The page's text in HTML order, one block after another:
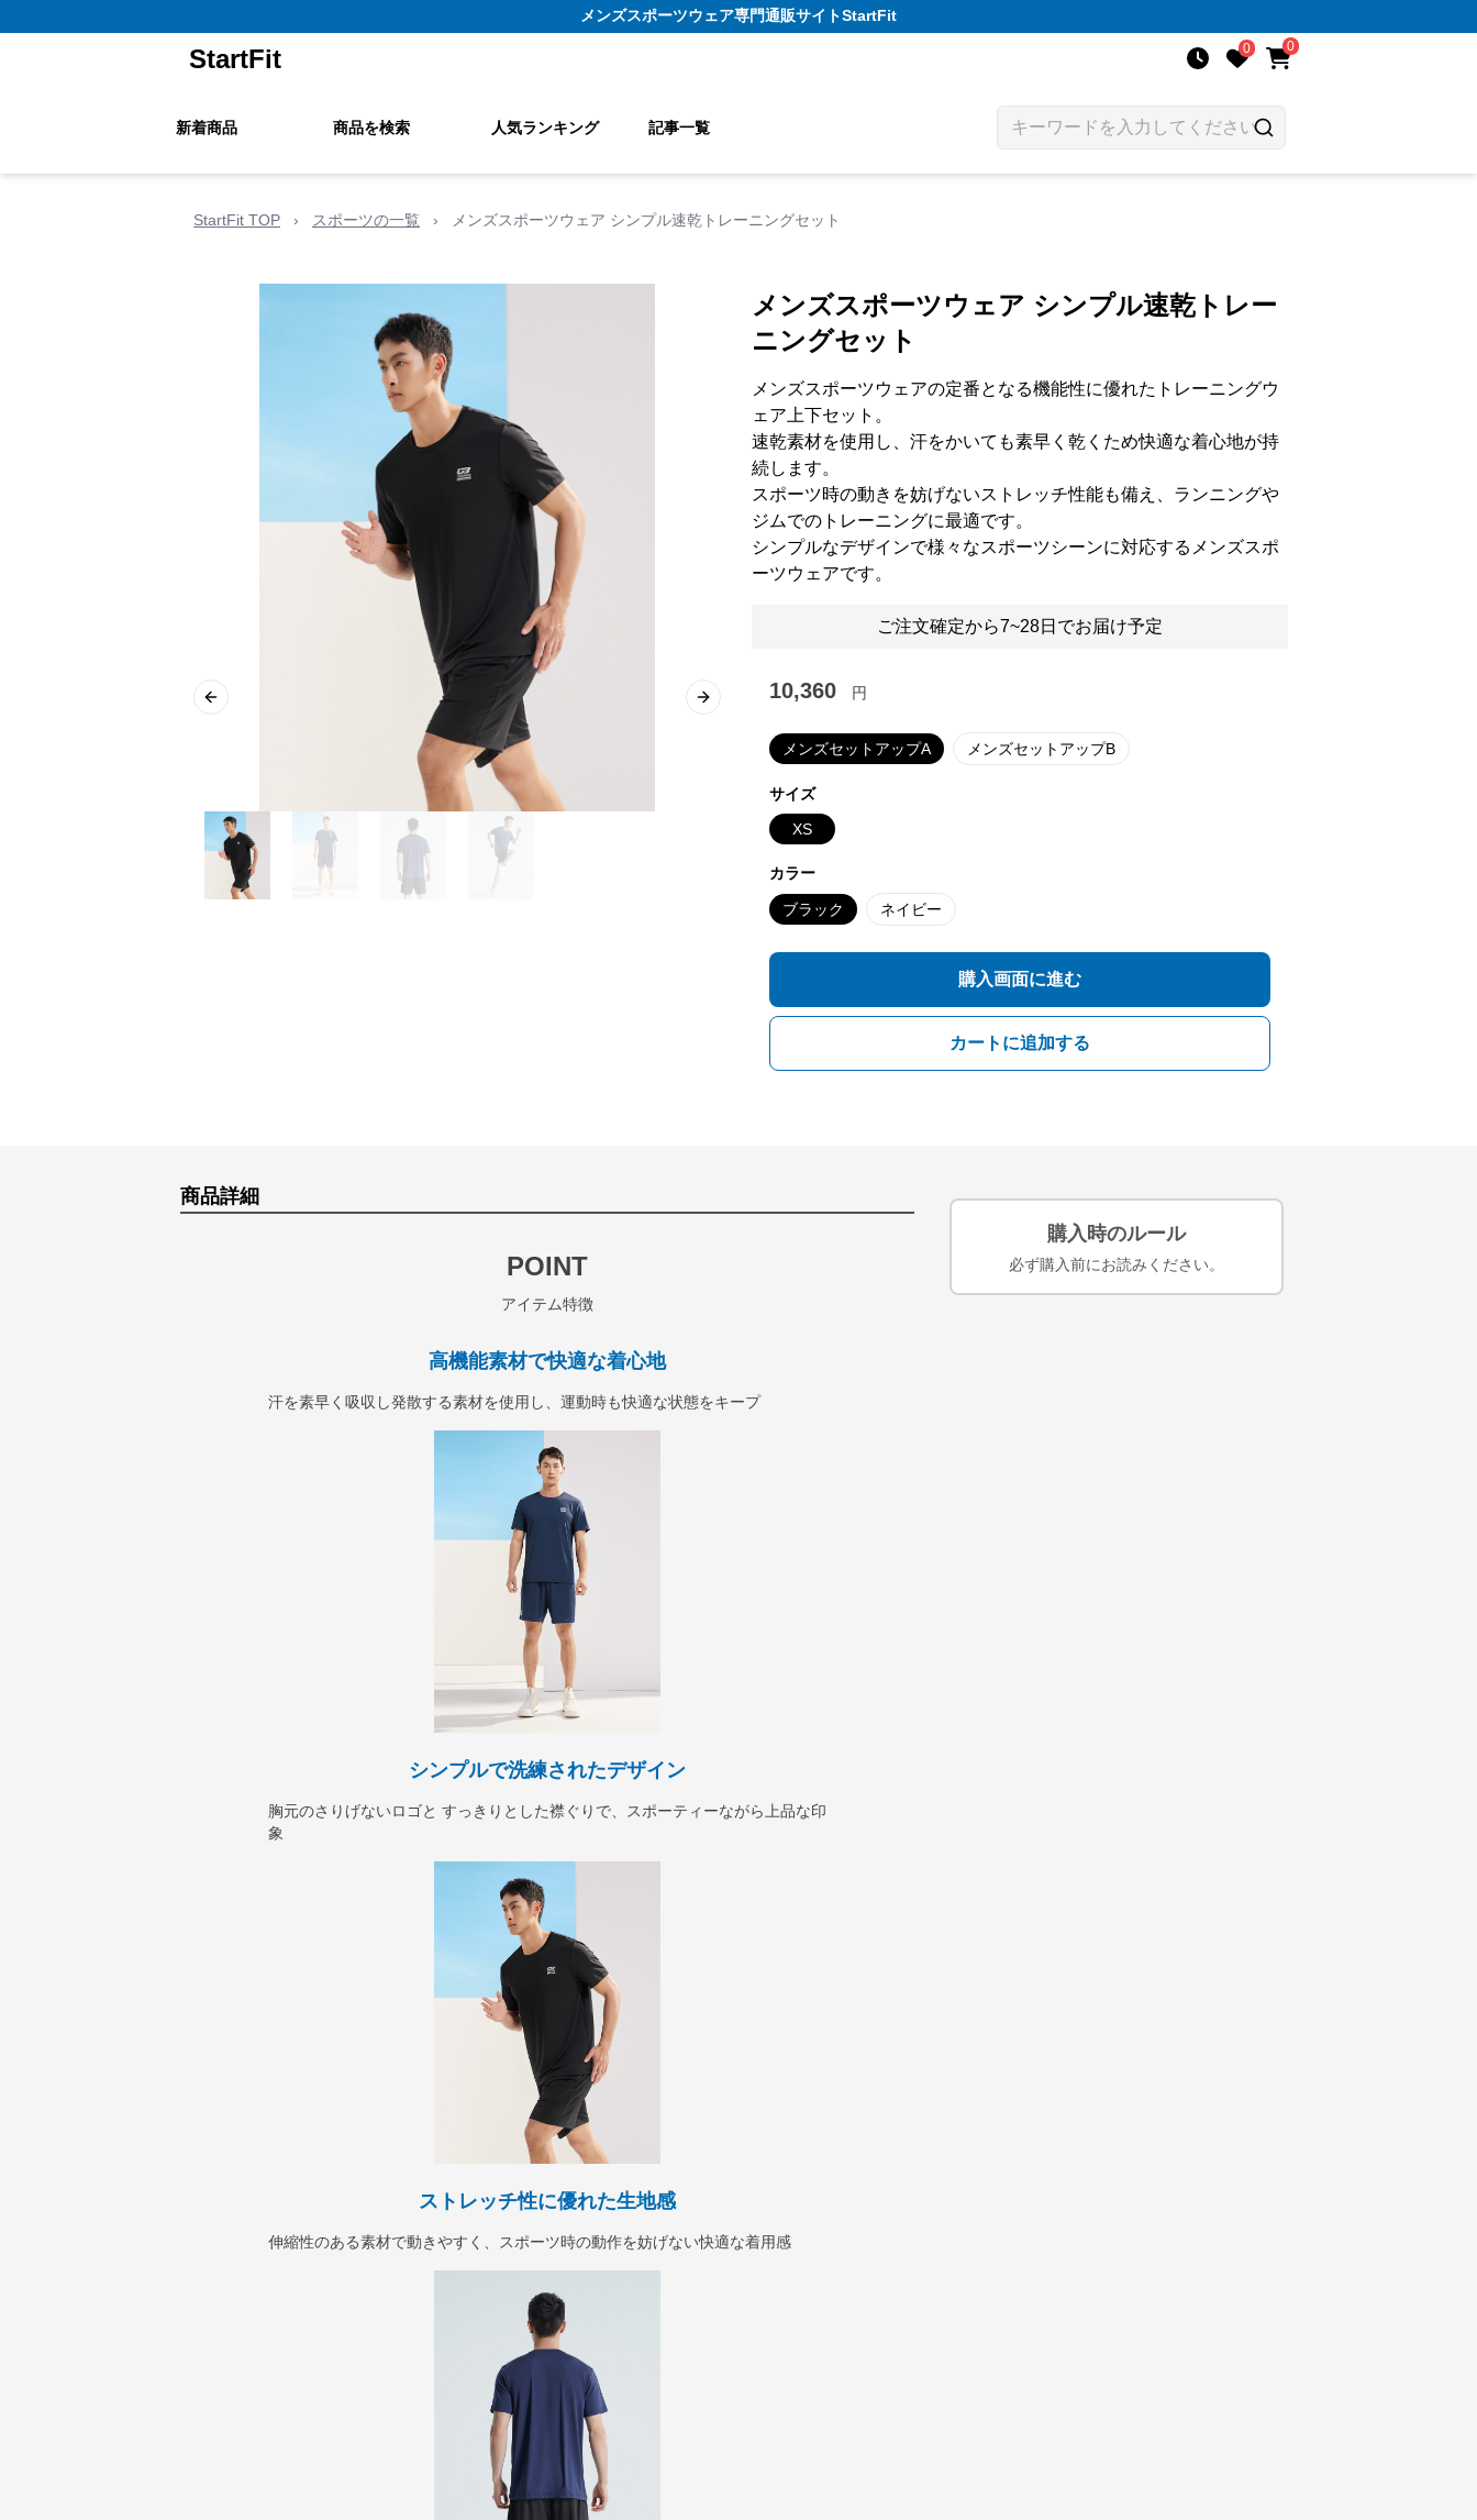
メンズスポーツウェア専門通販サイトStartFit
StartFit 0 0
新着商品 商品を検索 人気ランキング 記事一覧
StartFit TOP › スポーツの一覧 › メンズスポーツウェア シンプル速乾トレーニングセット
Previous slide Next slide
メンズスポーツウェア シンプル速乾トレー
ニングセット
メンズスポーツウェアの定番となる機能性に優れたトレーニングウ
ェア上下セット。
速乾素材を使用し、汗をかいても素早く乾くため快適な着心地が持
続します。
スポーツ時の動きを妨げないストレッチ性能も備え、ランニングや
ジムでのトレーニングに最適です。
シンプルなデザインで様々なスポーツシーンに対応するメンズスポ
ーツウェアです。
ご注文確定から7~28日でお届け予定
10,360 円
メンズセットアップA メンズセットアップB
サイズ
XS
カラー
ブラック ネイビー
購入画面に進む
カートに追加する
商品詳細
POINT
アイテム特徴
高機能素材で快適な着心地
汗を素早く吸収し発散する素材を使用し、運動時も快適な状態をキープ
シンプルで洗練されたデザイン
胸元のさりげないロゴと すっきりとした襟ぐりで、スポーティーながら上品な印
象
ストレッチ性に優れた生地感
伸縮性のある素材で動きやすく、スポーツ時の動作を妨げない快適な着用感
購入時のルール
必ず購入前にお読みください。